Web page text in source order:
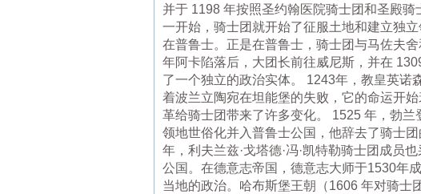
并于 1198 年按照圣约翰医院骑士团和圣殿
一开始，骑士团就开始了征服土地和建立独
在普鲁士。正是在普鲁士，骑士团与马佐夫
年阿卡陷落后，大团长前往威尼斯，并在
了一个独立的政治实体。 1243年，教皇英诺
着波兰立陶宛在坦能堡的失败，它的命运开
革给骑士团带来了许多变化。 1525 年，勃
领地世俗化并入普鲁士公国，他辞去了骑士
年，利夫兰兹·戈塔德·冯·凯特勒骑士团成员
公国。在德意志帝国，德意志大师于1530年
当地的政治。哈布斯堡王朝（1606 年对骑士